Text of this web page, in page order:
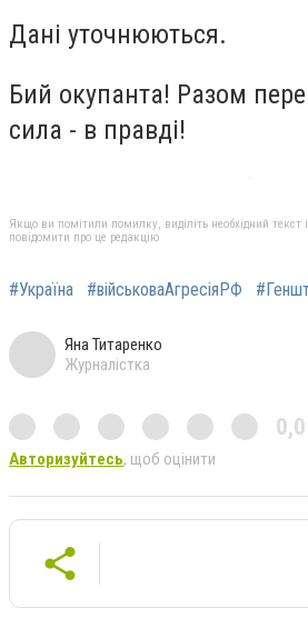
Дані уточнюються.
Бий окупанта! Разом
сила - в правді!
Якщо ви помітили помилку, виділіть необхідний текст
повідомити про це редакцію
#Україна #військоваАгресіяРФ
Яна Титаренко
Журналістка
0,0
Авторизуйтесь, щоб оцінити